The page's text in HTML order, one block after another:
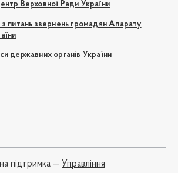
Верховної Ради України
з питань звернень громадян Апарату
державних органів України
підтримка — Управління